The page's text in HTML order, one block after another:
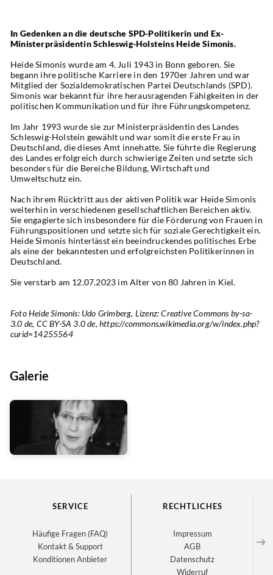
In Gedenken an die deutsche SPD-Politikerin und Ex-
Ministerpräsidentin Schleswig-Holsteins Heide Simonis.
Heide Simonis wurde am 4. Juli 1943 in Bonn geboren. Sie
begann ihre politische Karriere in den 1970er Jahren und war
Mitglied der Sozialdemokratischen Partei Deutschlands (SPD).
Simonis war bekannt für ihre herausragenden Fähigkeiten in der
politischen Kommunikation und für ihre Führungskompetenz.
Im Jahr 1993 wurde sie zur Ministerpräsidentin des Landes
Schleswig-Holstein gewählt und war somit die erste Frau in
Deutschland, die dieses Amt innehatte. Sie führte die Regierung
des Landes erfolgreich durch schwierige Zeiten und setzte sich
besonders für die Bereiche Bildung, Wirtschaft und
Umweltschutz ein.
Nach ihrem Rücktritt aus der aktiven Politik war Heide Simonis
weiterhin in verschiedenen gesellschaftlichen Bereichen aktiv.
Sie engagierte sich insbesondere für die Förderung von Frauen in
Führungspositionen und setzte sich für soziale Gerechtigkeit ein.
Heide Simonis hinterlässt ein beeindruckendes politisches Erbe
als eine der bekanntesten und erfolgreichsten Politikerinnen in
Deutschland.
Sie verstarb am 12.07.2023 im Alter von 80 Jahren in Kiel.
Foto Heide Simonis: Udo Grimberg, Lizenz: Creative Commons by-sa-
3.0 de, CC BY-SA 3.0 de, https://commons.wikimedia.org/w/index.php?
curid=14255564
Galerie
SERVICE
Häufige Fragen (FAQ)
Kontakt & Support
Konditionen Anbieter
RECHTLICHES
Impressum
AGB
Datenschutz
Widerruf